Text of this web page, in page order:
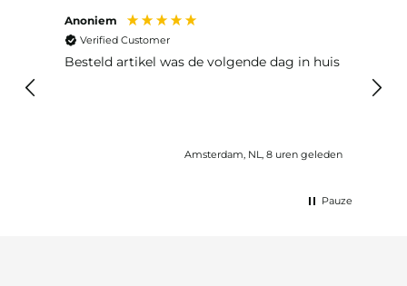
Anoniem
Verified Customer
Besteld artikel was de volgende dag in huis
Amsterdam, NL, 8 uren geleden
Pauze